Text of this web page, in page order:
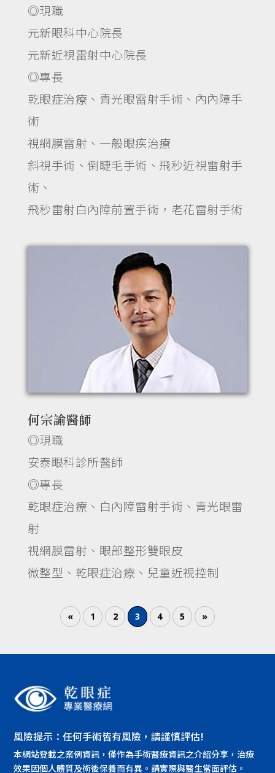
◎現職
元新眼科中心院長
元新近視雷射中心院長
◎專長
乾眼症治療、青光眼雷射手術、內內障手
術
視網膜雷射、一般眼疾治療
斜視手術、倒睫毛手術、飛秒近視雷射手
術、
飛秒雷射白內障前置手術，老花雷射手術
何宗諭醫師
◎現職
安泰眼科診所醫師
◎專長
乾眼症治療、白內障雷射手術、青光眼雷
射
視網膜雷射、眼部整形雙眼皮
微整型、乾眼症治療、兒童近視控制
« 1 2 3 4 5 »
風險提示：任何手術皆有風險，請謹慎評估!
本網站登載之案例資訊，僅作為手術醫療資訊之介紹分享，治療
效果因個人體質及術後保養而有異。請實際與醫生當面評估。